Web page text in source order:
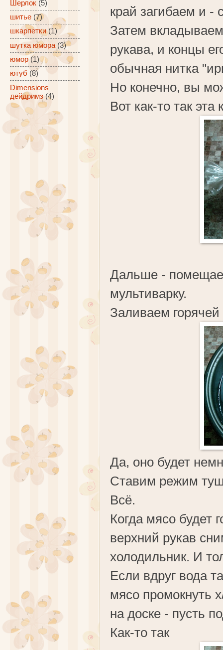
край загибаем и -
Затем
рукава, и концы
обычная нитка
Но конечно, вы
Вот как-то так
Дальше -
мультиварку.
Заливаем горячей
Да, оно будет
Ставим режим
Всё.
Когда мясо будет
верхний рукав
холодильник. И
Если вдруг вода
мясо промокнуть
на доске - пусть
Как-то так
Шерлок (5)
шитье (7)
шкарпетки (1)
шутка юмора (3)
юмор (1)
ютуб (8)
Dimensions
дейдримз (4)